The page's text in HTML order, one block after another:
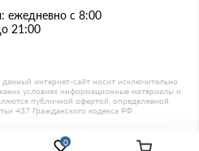
0
ежедневно с 8:00
21:00